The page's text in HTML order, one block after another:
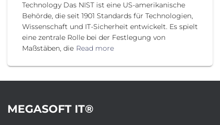
Technology Das NIST ist eine US-amerikanische
Behörde, die seit 1901 Standards für Technologien,
Wissenschaft und IT-Sicherheit entwickelt. Es spielt
eine zentrale Rolle bei der Festlegung von
Maßstäben, die Read more
MEGASOFT IT®